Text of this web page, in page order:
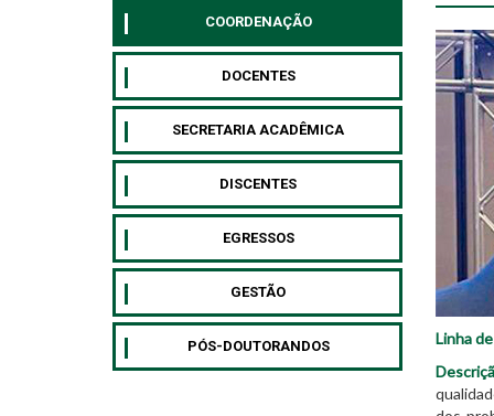
COORDENAÇÃO
DOCENTES
SECRETARIA ACADÊMICA
DISCENTES
EGRESSOS
GESTÃO
PÓS-DOUTORANDOS
Linha